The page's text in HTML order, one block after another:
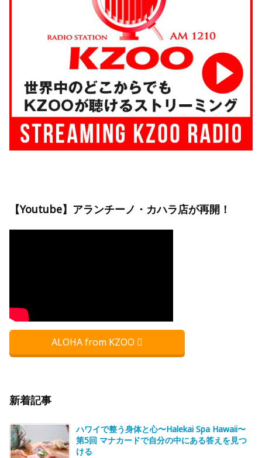
【Youtube】アランチーノ・カハラ店が再開！
ALOHA from KZOO
新着記事
ハワイで整う身体と心〜Halekai Spa Hawaii〜
第5回 マナカードで自分の中にある答えを見つ
ける